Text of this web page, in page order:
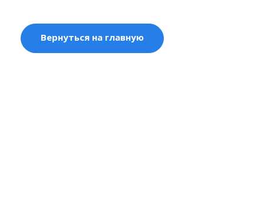
Вернуться на главную